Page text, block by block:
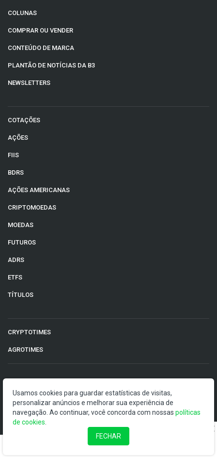
COLUNAS
COMPRAR OU VENDER
CONTEÚDO DE MARCA
PLANTÃO DE NOTÍCIAS DA B3
NEWSLETTERS
COTAÇÕES
AÇÕES
FIIS
BDRS
AÇÕES AMERICANAS
CRIPTOMOEDAS
MOEDAS
FUTUROS
ADRS
ETFS
TÍTULOS
CRYPTOTIMES
AGROTIMES
O Money Times publica matérias de cunho jornalístico, que
visam a democratização da informação. Nossas
publicações devem ser compreendidas como boletins
anunciadores e divulgadores, e não como uma
Usamos cookies para guardar estatísticas de visitas,
personalizar anúncios e melhorar sua experiência de
navegação. Ao continuar, você concorda com nossas políticas
de cookies
FECHAR